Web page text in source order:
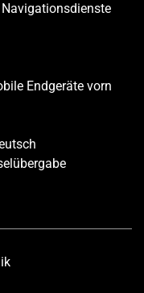
Endgeräte vorn